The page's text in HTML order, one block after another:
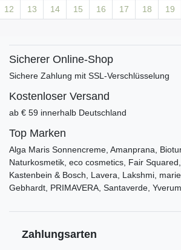
12 13 14 15 16 17 18 19
Sicherer Online-Shop
Sichere Zahlung mit SSL-Verschlüsselung
Kostenloser Versand
ab € 59 innerhalb Deutschland
Top Marken
Alga Maris Sonnencreme, Amanprana,
Naturkosmetik, eco cosmetics, Fair
Kastenbein & Bosch, Lavera, Lakshmi,
Gebhardt, PRIMAVERA, Santaverde, Yverum
Zahlungsarten